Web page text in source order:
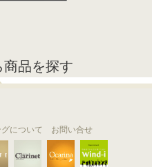
商品を探す
について お問い合せ